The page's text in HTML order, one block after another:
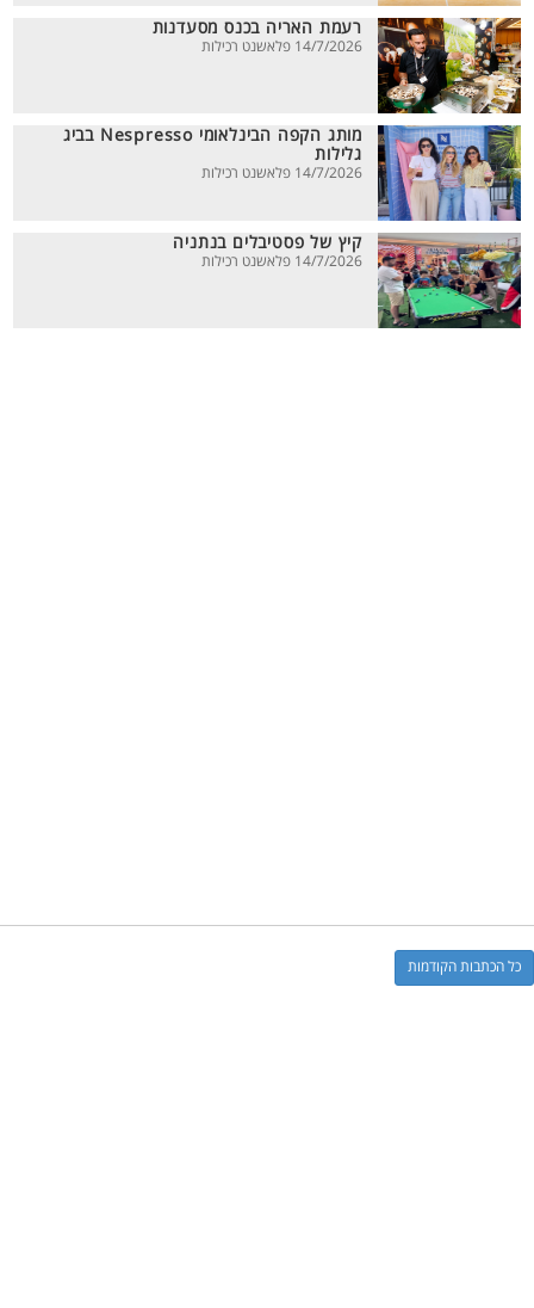
רעמת האריה בכנס מסעדנות
14/7/2026 פלאשנט רכילות
מותג הקפה הבינלאומי Nespresso בביג
גלילות
14/7/2026 פלאשנט רכילות
קיץ של פסטיבלים בנתניה
14/7/2026 פלאשנט רכילות
כל הכתבות הקודמות